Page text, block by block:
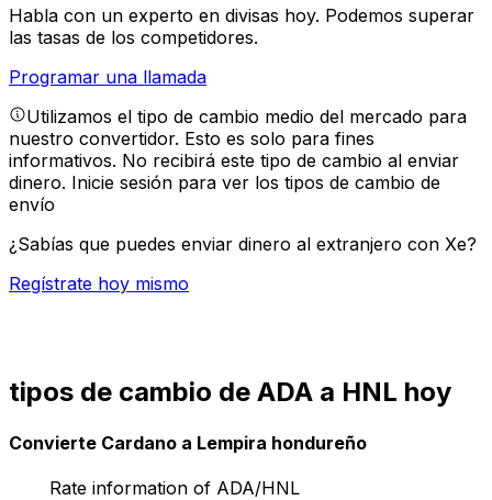
Habla con un experto en divisas hoy. Podemos superar
las tasas de los competidores.
Programar una llamada
Utilizamos el tipo de cambio medio del mercado para
nuestro convertidor. Esto es solo para fines
informativos. No recibirá este tipo de cambio al enviar
dinero. Inicie sesión para ver los tipos de cambio de
envío
¿Sabías que puedes enviar dinero al extranjero con Xe?
Regístrate hoy mismo
tipos de cambio de ADA a HNL hoy
Convierte Cardano a Lempira hondureño
Rate information of ADA/HNL